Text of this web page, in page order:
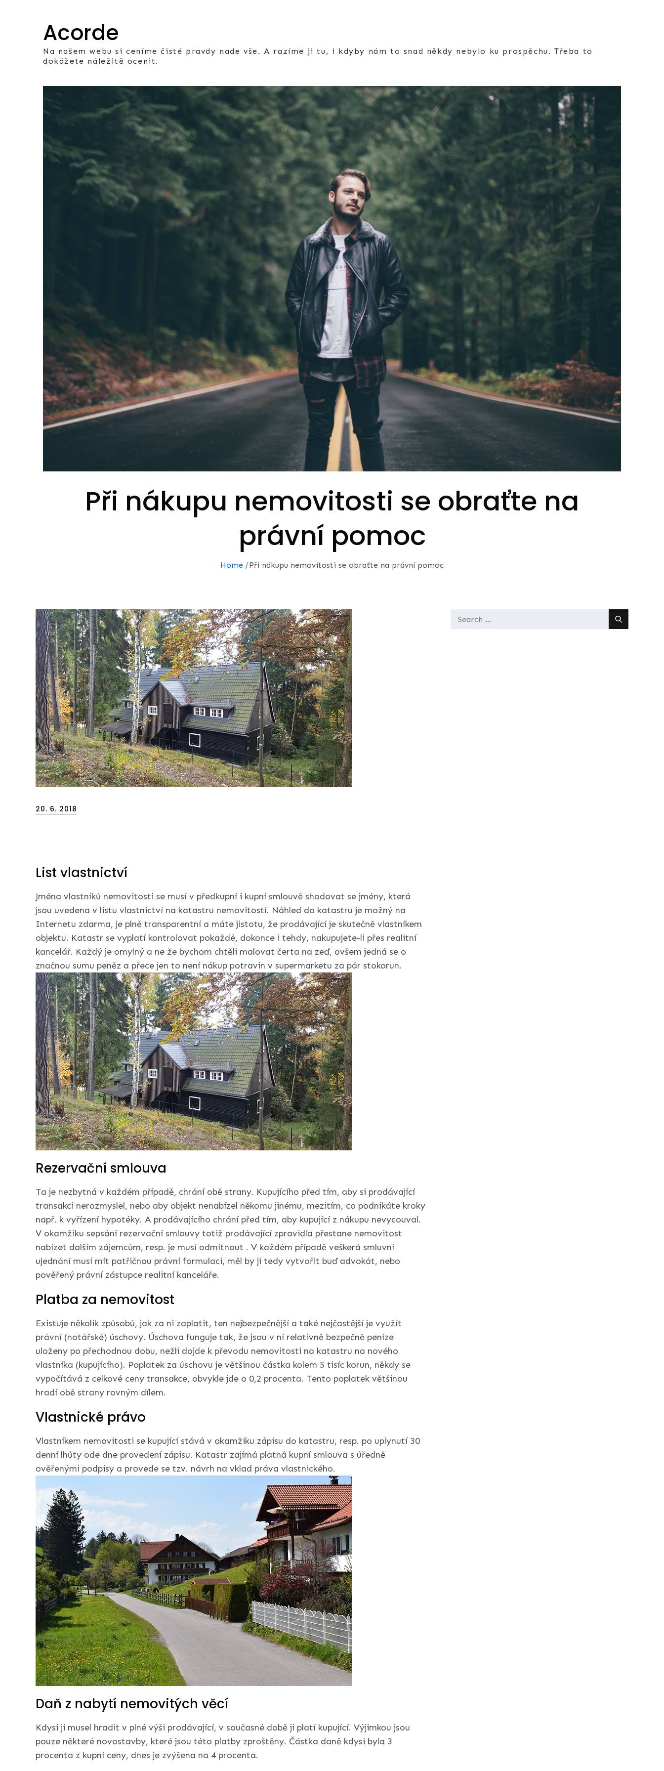
Acorde
Na našem webu si ceníme čisté pravdy nade vše. A razíme ji tu, i kdyby nám to snad někdy nebylo ku prospěchu. Třeba to
dokážete náležitě ocenit.
Při nákupu nemovitosti se obraťte na
právní pomoc
Home Při nákupu nemovitosti se obraťte na právní pomoc
Posted
20. 6. 2018
List vlastnictví
Jména vlastníků nemovitosti se musí v předkupní i kupní smlouvě shodovat se jmény, která
jsou uvedena v listu vlastnictví na katastru nemovitostí. Náhled do katastru je možný na
Internetu zdarma, je plně transparentní a máte jistotu, že prodávající je skutečně vlastníkem
objektu. Katastr se vyplatí kontrolovat pokaždé, dokonce i tehdy, nakupujete-li přes realitní
kancelář. Každý je omylný a ne že bychom chtěli malovat čerta na zeď, ovšem jedná se o
značnou sumu peněz a přece jen to není nákup potravin v supermarketu za pár stokorun.
Rezervační smlouva
Ta je nezbytná v každém případě, chrání obě strany. Kupujícího před tím, aby si prodávající
transakci nerozmyslel, nebo aby objekt nenabízel někomu jinému, mezitím, co podnikáte kroky
např. k vyřízení hypotéky. A prodávajícího chrání před tím, aby kupující z nákupu nevycouval.
V okamžiku sepsání rezervační smlouvy totiž prodávající zpravidla přestane nemovitost
nabízet dalším zájemcům, resp. je musí odmítnout . V každém případě veškerá smluvní
ujednání musí mít patřičnou právní formulaci, měl by ji tedy vytvořit buď advokát, nebo
pověřený právní zástupce realitní kanceláře.
Platba za nemovitost
Existuje několik způsobů, jak za ni zaplatit, ten nejbezpečnější a také nejčastější je využít
právní (notářské) úschovy. Úschova funguje tak, že jsou v ní relativně bezpečně peníze
uloženy po přechodnou dobu, nežli dojde k převodu nemovitosti na katastru na nového
vlastníka (kupujícího). Poplatek za úschovu je většinou částka kolem 5 tisíc korun, někdy se
vypočítává z celkové ceny transakce, obvykle jde o 0,2 procenta. Tento poplatek většinou
hradí obě strany rovným dílem.
Vlastnické právo
Vlastníkem nemovitosti se kupující stává v okamžiku zápisu do katastru, resp. po uplynutí 30
denní lhůty ode dne provedení zápisu. Katastr zajímá platná kupní smlouva s úředně
ověřenými podpisy a provede se tzv. návrh na vklad práva vlastnického.
Daň z nabytí nemovitých věcí
Kdysi ji musel hradit v plné výši prodávající, v současné době ji platí kupující. Výjimkou jsou
pouze některé novostavby, které jsou této platby zproštěny. Částka daně kdysi byla 3
procenta z kupní ceny, dnes je zvýšena na 4 procenta.
Search